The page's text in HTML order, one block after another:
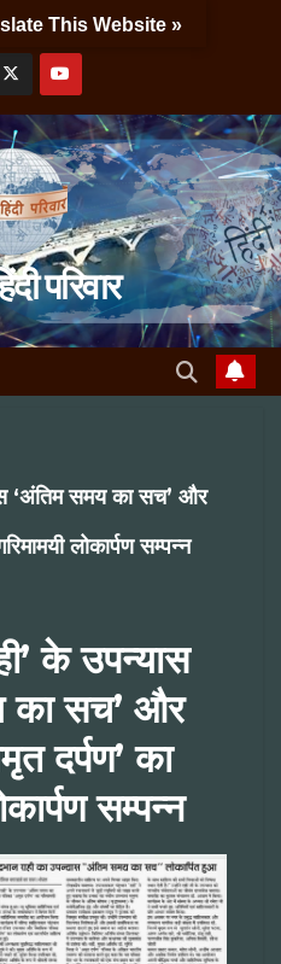
4:24:35 PM
परिवार
‘अंतिम समय का सच’ और
लोकार्पण सम्पन्न
के उपन्यास
का सच’ और
दर्पण’ का
सम्पन्न
This Website »